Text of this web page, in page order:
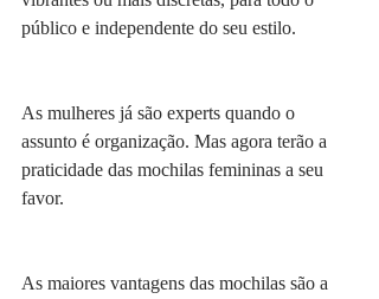
público e independente do seu estilo.
As mulheres já são experts quando o
assunto é organização. Mas agora terão a
praticidade das mochilas femininas a seu
favor.
As maiores vantagens das mochilas são a